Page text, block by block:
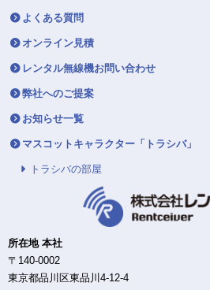
よくある質問
オンライン見積
レンタル無線機お問い合わせ
弊社へのご提案
お知らせ一覧
マスコットキャラクター「トラシバ」
トラシバの部屋
所在地 本社
〒140-0002
東京都品川区東品川4-12-4